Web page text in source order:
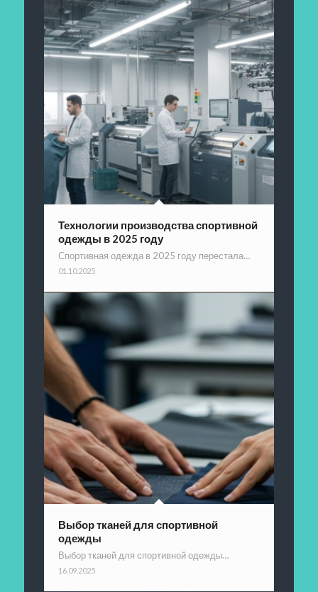
Технологии производства спортивной
одежды в 2025 году
Спортивная одежда в 2025 году перестала…
01.10.2025
Выбор тканей для спортивной
одежды
Выбор тканей для спортивной одежды…
16.09.2025